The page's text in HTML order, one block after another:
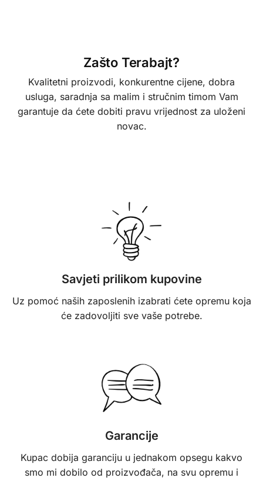
Zašto Terabajt?
Kvalitetni proizvodi, konkurentne cijene, dobra
usluga, saradnja sa malim i stručnim timom Vam
garantuje da ćete dobiti pravu vrijednost za uloženi
novac.
Savjeti prilikom kupovine​
Uz pomoć naših zaposlenih izabrati ćete opremu koja
će zadovoljiti sve vaše potrebe.
Garancije
Kupac dobija garanciju u jednakom opsegu kakvo
smo mi dobilo od proizvođača, na svu opremu i